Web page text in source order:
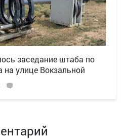
заседание штаба по
на улице Вокзальной